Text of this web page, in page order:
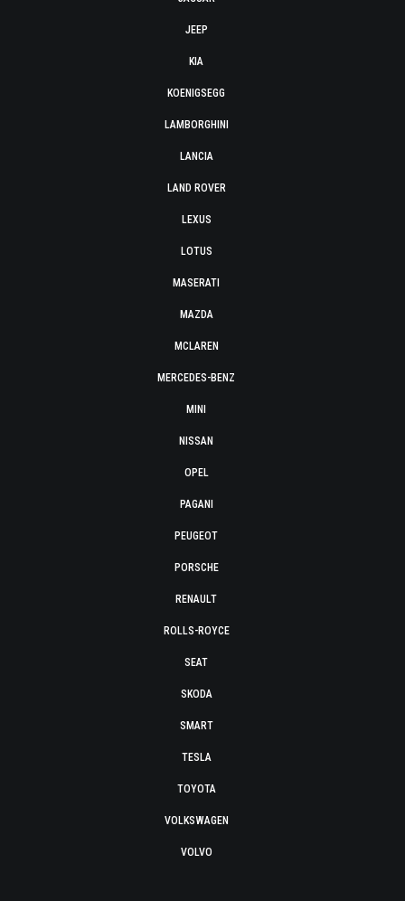
JEEP
KIA
KOENIGSEGG
LAMBORGHINI
LANCIA
LAND ROVER
LEXUS
LOTUS
MASERATI
MAZDA
MCLAREN
MERCEDES-BENZ
MINI
NISSAN
OPEL
PAGANI
PEUGEOT
PORSCHE
RENAULT
ROLLS-ROYCE
SEAT
SKODA
SMART
TESLA
TOYOTA
VOLKSWAGEN
VOLVO